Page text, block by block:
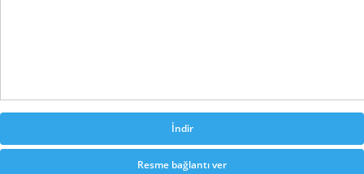
İndir
Resme bağlantı ver